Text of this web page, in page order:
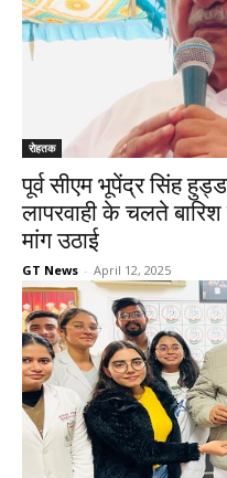
रोहतक
पूर्व सीएम भूपेंद्र सिंह
लापरवाही के चलते
मांग उठाई
GT News - April 12, 2025